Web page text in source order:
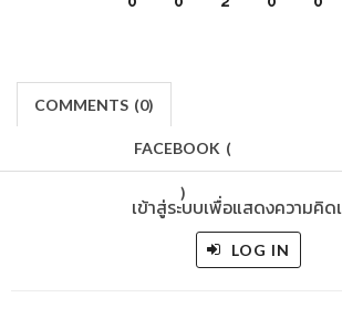
COMMENTS (0)
FACEBOOK (
)
เข้าสู่ระบบเพื่อแสดงความคิด
LOG IN